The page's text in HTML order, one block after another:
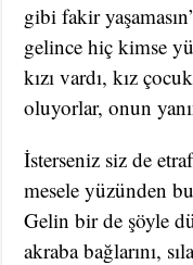
gibi fakir
gelince hiç kimse
kızı vardı, kız
oluyorlar, onun
İsterseniz siz de
mesele yüzünden
Gelin bir de şöyle
akraba bağlarını,